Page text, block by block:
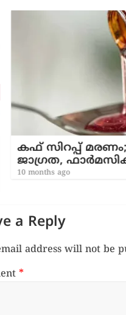
മരണം;
ago
a Reply
address will not be
*